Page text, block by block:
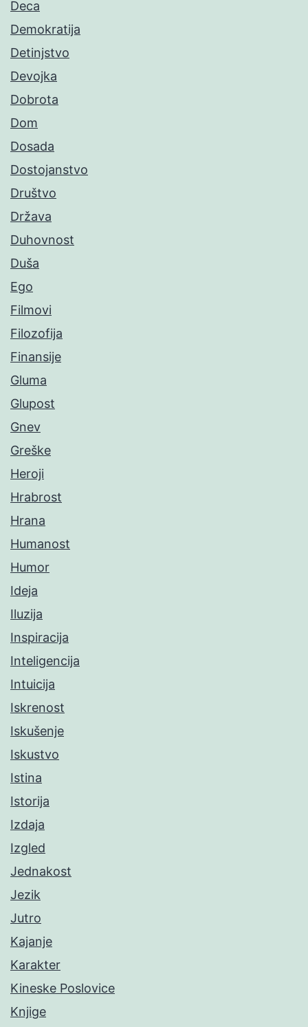
Deca
Demokratija
Detinjstvo
Devojka
Dobrota
Dom
Dosada
Dostojanstvo
Društvo
Država
Duhovnost
Duša
Ego
Filmovi
Filozofija
Finansije
Gluma
Glupost
Gnev
Greške
Heroji
Hrabrost
Hrana
Humanost
Humor
Ideja
Iluzija
Inspiracija
Inteligencija
Intuicija
Iskrenost
Iskušenje
Iskustvo
Istina
Istorija
Izdaja
Izgled
Jednakost
Jezik
Jutro
Kajanje
Karakter
Kineske Poslovice
Knjige